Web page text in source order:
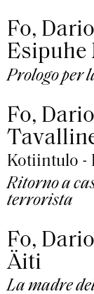
Fo,
Esipuhe
Prologo per
Fo,
Kotiintulo -
Ritorno a
terrorista
Fo,
Äiti
La madre